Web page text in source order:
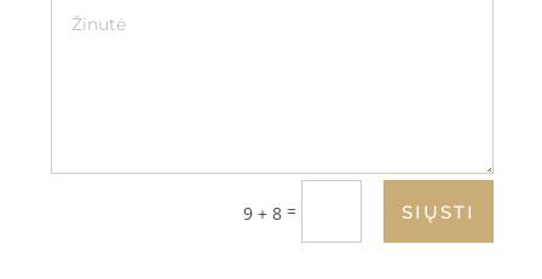
9 + 8 = SIŲSTI